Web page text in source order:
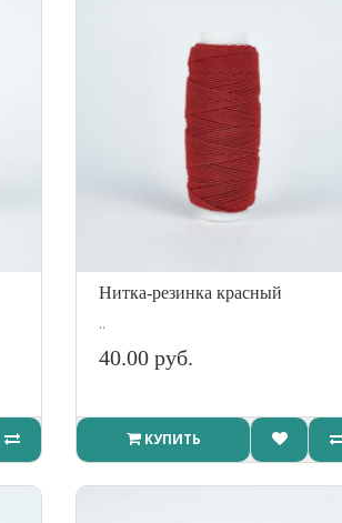
Нитка-резинка красный
..
40.00 руб.
КУПИТЬ